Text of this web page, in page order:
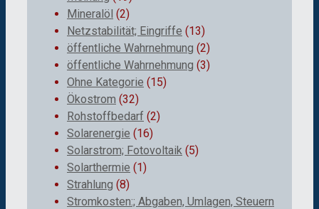
Mineralöl (2)
Netzstabilität; Eingriffe (13)
öffentliche Wahrnehmung (2)
öffentliche Wahrnehmung (3)
Ohne Kategorie (15)
Ökostrom (32)
Rohstoffbedarf (2)
Solarenergie (16)
Solarstrom; Fotovoltaik (5)
Solarthermie (1)
Strahlung (8)
Stromkosten:; Abgaben, Umlagen, Steuern